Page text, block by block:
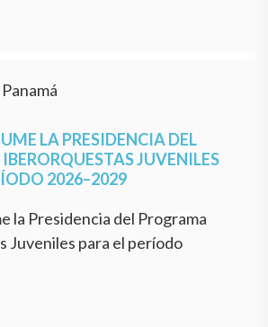
Panamá
LA PRESIDENCIA DEL
JUVENILES
2026–2029
la Presidencia del Programa
Juveniles para el período